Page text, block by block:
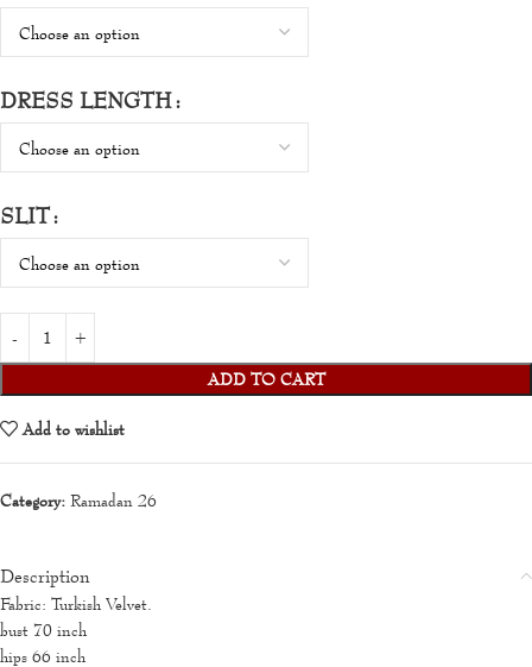
DRESS LENGTH
SLIT
ADD TO CART
Add to wishlist
Category: Ramadan 26
Description
Fabric: Turkish Velvet.
bust 70 inch
hips 66 inch